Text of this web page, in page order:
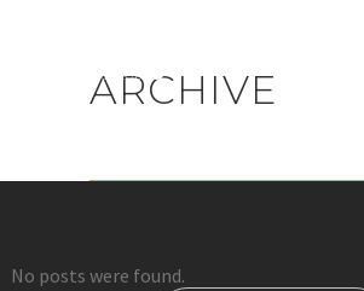
ARCHIVE
No posts were found.